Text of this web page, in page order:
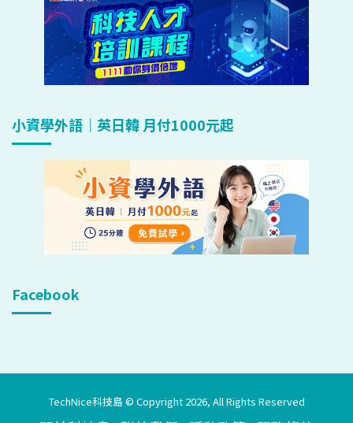
小資學外語｜英日韓 月付1000元起
Facebook
TechNice科技島 © Copyright 2026, All Rights Reserved